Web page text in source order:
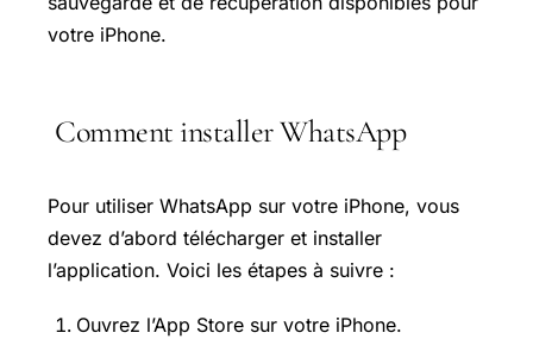
votre iPhone.
Comment installer WhatsApp
Pour utiliser WhatsApp sur votre iPhone, vous
devez d’abord télécharger et installer
l’application. Voici les étapes à suivre :
Ouvrez l’App Store sur votre iPhone.